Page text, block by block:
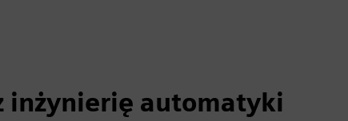
inżynierię automatyki